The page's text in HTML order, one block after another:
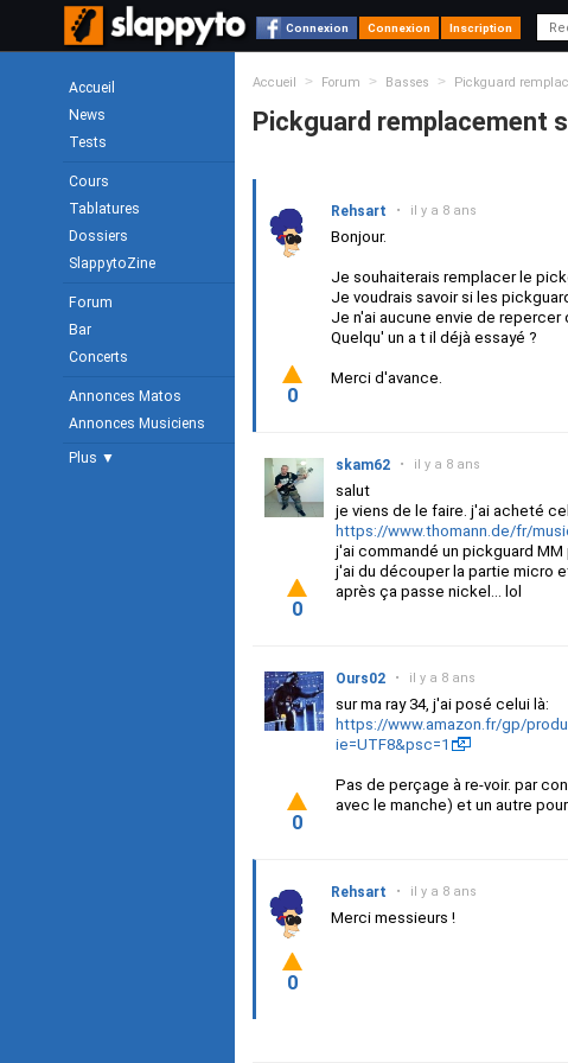
Connexion Connexion Inscription
Accueil
News
Tests
Cours
Tablatures
Dossiers
SlappytoZine
Forum
Bar
Concerts
Annonces Matos
Annonces Musiciens
Plus ▼
Accueil > Forum > Basses > Pickguard
Pickguard remplacement
Rehsart • il y a 8 ans
Bonjour.
Je souhaiterais remplacer le
Je voudrais savoir si les
Je n'ai aucune envie de repercer
Quelqu' un a t il déjà essayé ?
Merci d'avance.
0
skam62 • il y a 8 ans
salut
je viens de le faire. j'ai acheté
https://www.thomann.de/fr/
j'ai commandé un pickguard
j'ai du découper la partie micro
après ça passe nickel... lol
0
Ours02 • il y a 8 ans
sur ma ray 34, j'ai posé celui là:
https://www.amazon.fr/gp/
ie=UTF8&psc=1
Pas de perçage à re-voir. par
avec le manche) et un autre
0
Rehsart • il y a 8 ans
Merci messieurs !
0